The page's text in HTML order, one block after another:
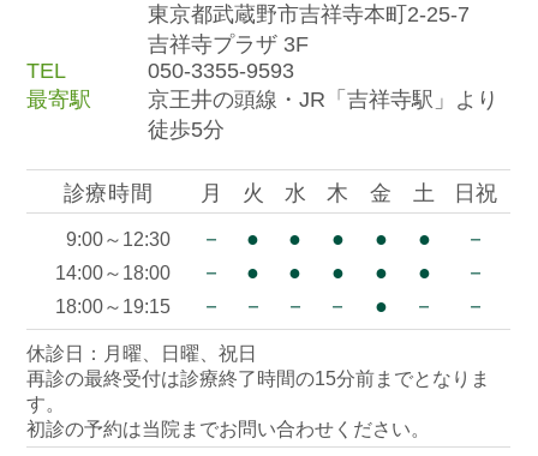
東京都武蔵野市吉祥寺本町2-25-7
吉祥寺プラザ 3F
TEL
050-3355-9593
最寄駅
京王井の頭線・JR「吉祥寺駅」より
徒歩5分
休診日：月曜、日曜、祝日
再診の最終受付は診療終了時間の15分前までとなりま
す。
初診の予約は当院までお問い合わせください。
診療時間 月 火 水 木 金 土 日祝
9:00～12:30 － ● ● ● ● ● －
14:00～18:00 － ● ● ● ● ● －
18:00～19:15 － － － － ● － －